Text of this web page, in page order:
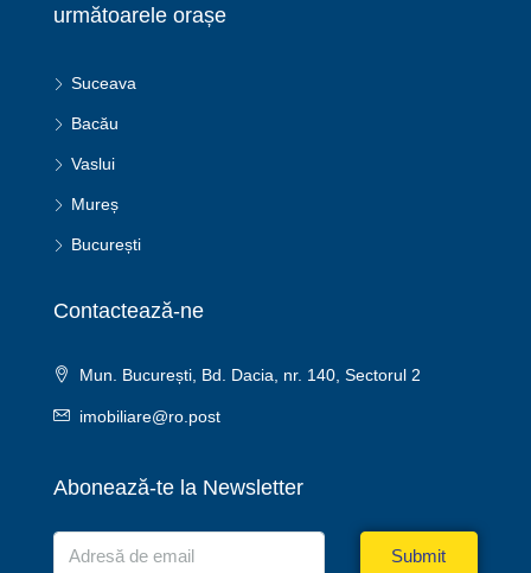
următoarele orașe
Suceava
Bacău
Vaslui
Mureș
București
Contactează-ne
Mun. București, Bd. Dacia, nr. 140, Sectorul 2
imobiliare@ro.post
Abonează-te la Newsletter
Submit